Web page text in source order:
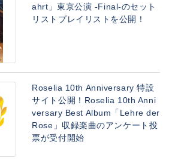
ahrt」東京公演 -Final-のセット
リストプレイリストを公開！
Roselia 10th Anniversary 特設
サイト公開！Roselia 10th Anni
versary Best Album「Lehre der
Rose」収録楽曲のアンケート投
票が受付開始